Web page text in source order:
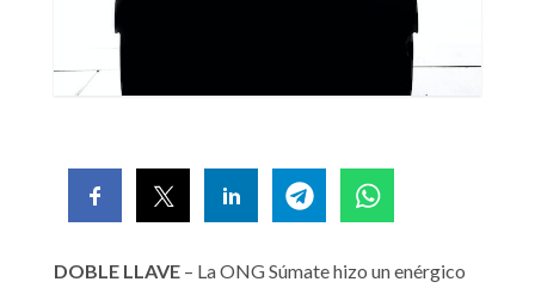
DOBLE LLAVE – La ONG Súmate hizo un enérgico